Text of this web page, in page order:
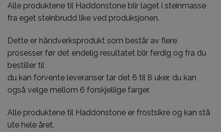
Alle produktene til Haddonstone blir laget i steinmasse
fra eget steinbrudd like ved produksjonen.
Dette er håndverksprodukt som består av flere
prosesser før det endelig resultatet blir ferdig og fra du
bestiller til
du kan forvente leveranser tar det 6 til 8 uker, du kan
også velge mellom 6 forskjellige farger.
Alle produktene til Haddonstone er frostsikre og kan stå
ute hele året.